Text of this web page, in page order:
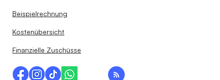
Beispielrechnung
Kostenübersicht
Finanzielle Zuschüsse